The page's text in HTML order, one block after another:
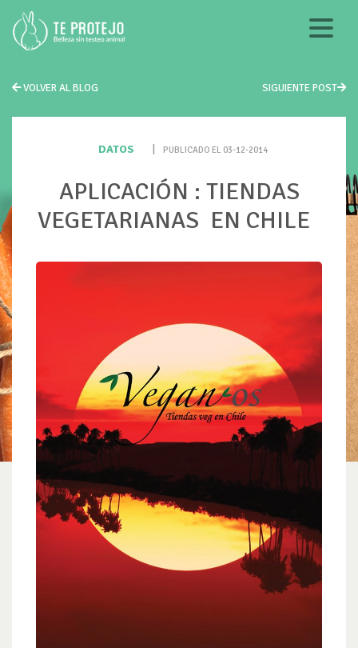
VOLVER AL BLOG SIGUIENTE POST
DATOS PUBLICADO EL 03-12-2014
APLICACIÓN : TIENDAS
VEGETARIANAS EN CHILE